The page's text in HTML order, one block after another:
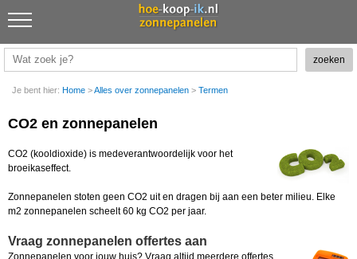
Je bent hier: Home >Alles over zonnepanelen > Termen
CO2 en zonnepanelen
CO2 (kooldioxide) is medeverantwoordelijk voor het
broeikaseffect.
Zonnepanelen stoten geen CO2 uit en dragen bij aan een beter milieu. Elke
m2 zonnepanelen scheelt 60 kg CO2 per jaar.
Vraag zonnepanelen offertes aan
Zonnepanelen voor jouw huis? Vraag altijd meerdere offertes